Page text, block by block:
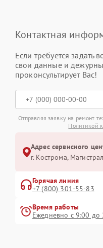
Контактная
Если требуется задать
свои данные и
проконсультирует Вас!
Отправляя заявку на ремонт
Политикой
Адрес сервисного
г. Кострома,
Горячая линия
+7 (800) 301-55-83
Время работы
Ежедневно с 9:00 до